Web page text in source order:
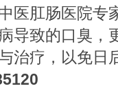
医肛肠医院
导致的口臭，
治疗，以免日